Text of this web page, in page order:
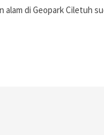
di Geopark Ciletuh